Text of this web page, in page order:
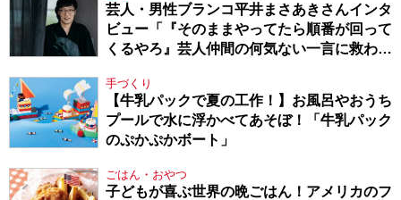
芸人・男性ブランコ平井まさあきさんインタ
ビュー「『そのままやってたら順番が回って
くるやろ』芸人仲間の何気ない一言に救われ
手づくり
【牛乳パックで夏の工作！】お風呂やおうち
プールで水に浮かべてあそぼ！「牛乳パック
のぷかぷかボート」
ごはん・おやつ
子どもが喜ぶ世界の晩ごはん！アメリカのフ